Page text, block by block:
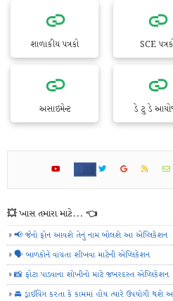
શાળાકીય પત્રકો SCE
અસાઇમેન્ટ ડે ટુ ડે
💥 ખાસ તમારા માટે... 👈
📢 જેનો ફોન આવશે તેનું નામ બોલશે આ એપ્લિકેશન
🗣️ બાળકોને વાંચતા શીખવા માટેની એપ્લિકેશન
📸 ફોટા પાડવાના શોખીનો માટે જબરદસ્ત એપ્લિકેશન
🚘 ડ્રાઈવિંગ કરતા કે કામમાં હોય ત્યારે ઉપયોગી